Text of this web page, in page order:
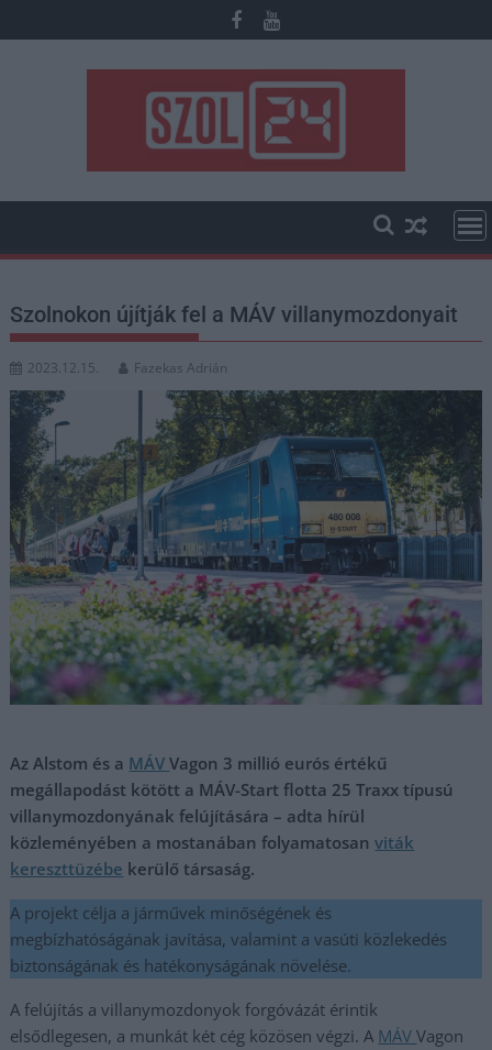
to
Szolnokon újítják fel a MÁV villanymozdonyait
2023.12.15. Fazekas Adrián
Az Alstom és a MÁVVagon 3 millió eurós értékű
megállapodást kötött a MÁV-Start flotta 25 Traxx típusú
villanymozdonyának felújítására – adta hírül
közleményében a mostanában folyamatosanviták
kereszttüzébe kerülő társaság.
A projekt célja a járművek minőségének és
megbízhatóságának javítása, valamint a vasúti közlekedés
biztonságának és hatékonyságának növelése.
A felújítás a villanymozdonyok forgóvázát érintik
elsődlegesen, a munkát két cég közösen végzi. A MÁVVagon